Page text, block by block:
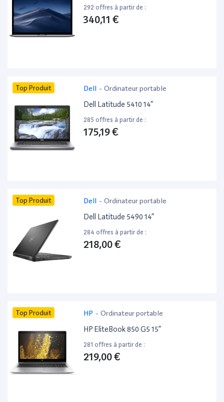
292 offres à partir de :
340,11 €
Top Produit Dell - Ordinateur portable
Dell Latitude 5410 14”
285 offres à partir de :
175,19 €
Top Produit Dell - Ordinateur portable
Dell Latitude 5490 14”
284 offres à partir de :
218,00 €
Top Produit HP - Ordinateur portable
HP EliteBook 850 G5 15”
281 offres à partir de :
219,00 €